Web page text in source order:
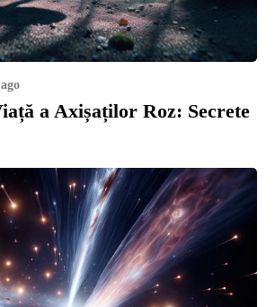
a Axișaților Roz: Secrete